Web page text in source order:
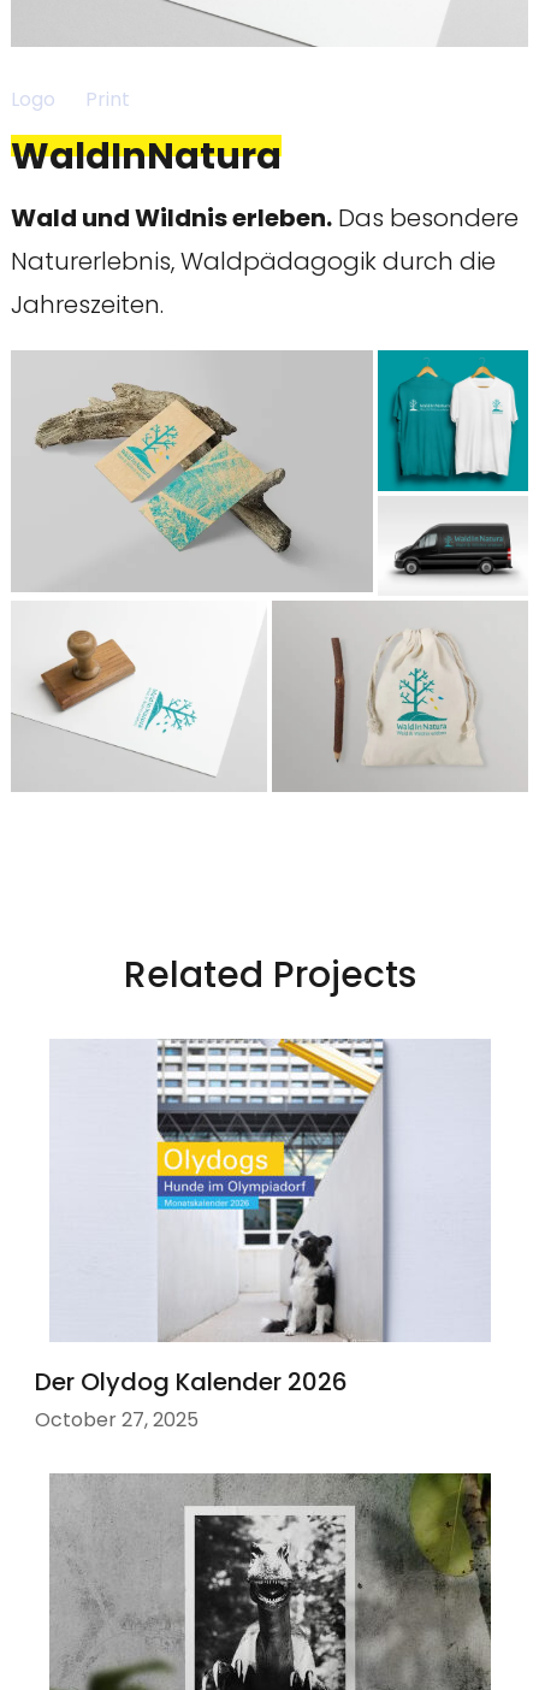
Logo Print
WaldInNatura
Wald und Wildnis erleben.Das besondere
Naturerlebnis, Waldpädagogik durch die
Jahreszeiten.
Related Projects
Der Olydog Kalender 2026
October 27, 2025